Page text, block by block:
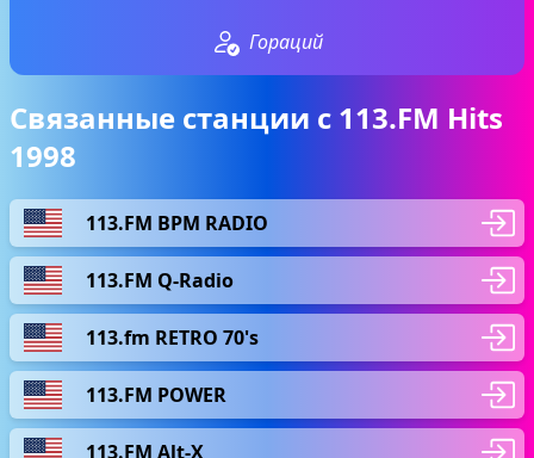
Гораций
Связанные станции с 113.FM Hits
1998
113.FM BPM RADIO
113.FM Q-Radio
113.fm RETRO 70's
113.FM POWER
113.FM Alt-X